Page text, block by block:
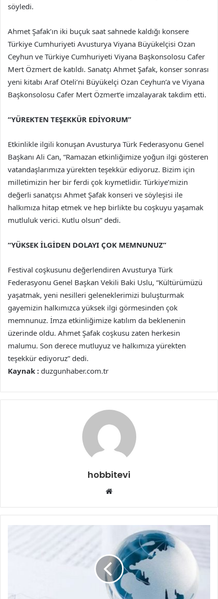
söyledi.
Ahmet Şafak’ın iki buçuk saat sahnede kaldığı konsere
Türkiye Cumhuriyeti Avusturya Viyana Büyükelçisi Ozan
Ceyhun ve Türkiye Cumhuriyeti Viyana Başkonsolosu Cafer
Mert Özmert de katıldı. Sanatçı Ahmet Şafak, konser sonrası
yeni kitabı Araf Oteli’ni Büyükelçi Ozan Ceyhun’a ve Viyana
Başkonsolosu Cafer Mert Özmert’e imzalayarak takdim etti.
“YÜREKTEN TEŞEKKÜR EDİYORUM”
Etkinlikle ilgili konuşan Avusturya Türk Federasyonu Genel
Başkanı Ali Can, “Ramazan etkinliğimize yoğun ilgi gösteren
vatandaşlarımıza yürekten teşekkür ediyoruz. Bizim için
milletimizin her bir ferdi çok kıymetlidir. Türkiye’mizin
değerli sanatçısı Ahmet Şafak konseri ve söyleşisi ile
halkımıza hitap etmek ve hep birlikte bu coşkuyu yaşamak
mutluluk verici. Kutlu olsun” dedi.
“YÜKSEK İLGİDEN DOLAYI ÇOK MEMNUNUZ”
Festival coşkusunu değerlendiren Avusturya Türk
Federasyonu Genel Başkan Vekili Baki Uslu, “Kültürümüzü
yaşatmak, yeni nesilleri geleneklerimizi buluşturmak
gayemizin halkımızca yüksek ilgi görmesinden çok
memnunuz. İmza etkinliğimize katılım da beklenenin
üzerinde oldu. Ahmet Şafak coşkusu zaten herkesin
malumu. Son derece mutluyuz ve halkımıza yürekten
teşekkür ediyoruz” dedi.
Kaynak : duzgunhaber.com.tr
hobbitevi
Web